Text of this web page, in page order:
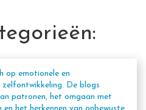
op emotionele en
De blogs
patronen, het omgaan met